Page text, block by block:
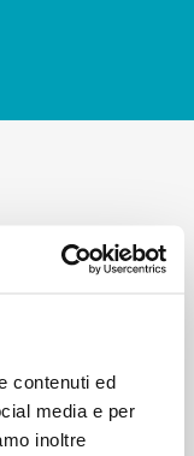
contenuti ed
media e per
inoltre